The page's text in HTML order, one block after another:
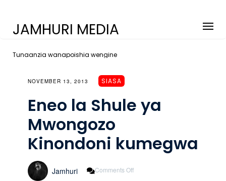
JAMHURI MEDIA
Tunaanzia wanapoishia wengine
NOVEMBER 13, 2013 SIASA
Eneo la Shule ya
Mwongozo
Kinondoni kumegwa
Jamhuri Comments Off